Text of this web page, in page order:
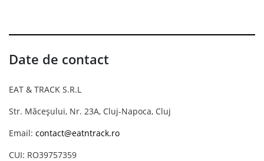
Date de contact
EAT & TRACK S.R.L
Str. Măceșului, Nr. 23A, Cluj-Napoca, Cluj
Email: contact@eatntrack.ro
CUI: RO39757359